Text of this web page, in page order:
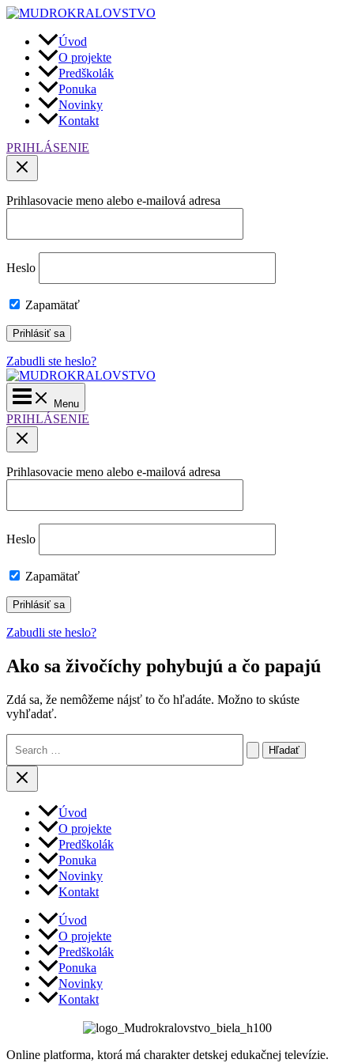
Preskočiť
obsah
Úvod
O projekte
Predškolák
Ponuka
Novinky
Kontakt
PRIHLÁSENIE
Prihlasovacie meno alebo e-mailová adresa
Heslo
Zapamätať
Zabudli ste heslo?
Main
Menu
Menu
PRIHLÁSENIE
Prihlasovacie meno alebo e-mailová adresa
Heslo
Zapamätať
Zabudli ste heslo?
Ako sa živočíchy pohybujú a čo papajú
Zdá sa, že nemôžeme nájsť to čo hľadáte. Možno to skúste
vyhľadať.
Vyhľadať:
Úvod
O projekte
Predškolák
Ponuka
Novinky
Kontakt
Úvod
O projekte
Predškolák
Ponuka
Novinky
Kontakt
Online platforma, ktorá má charakter detskej edukačnej televízie.